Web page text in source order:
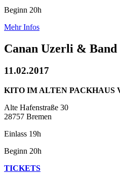
Beginn 20h
Mehr Infos
Canan Uzerli & Band
11.02.2017
KITO IM ALTEN PACKHAUS
Alte Hafenstraße 30
28757 Bremen
Einlass 19h
Beginn 20h
TICKETS